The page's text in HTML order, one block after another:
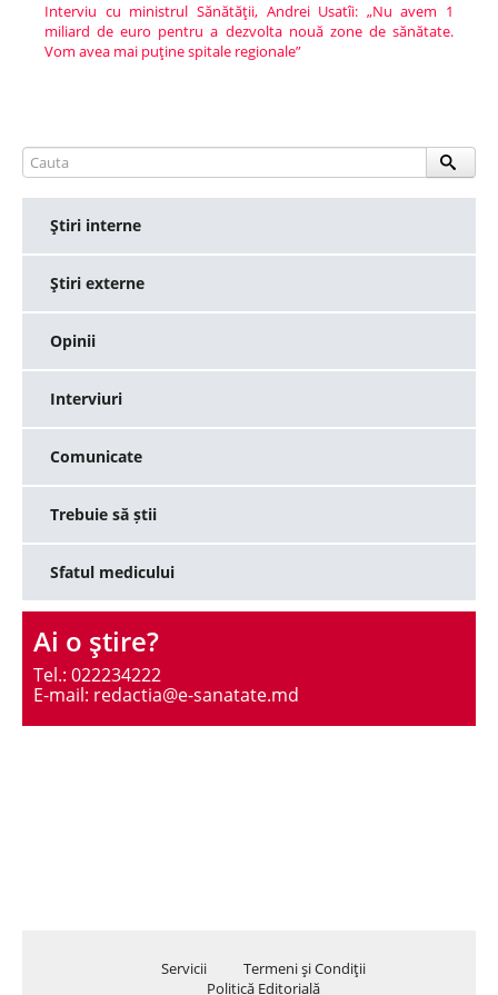
Interviu cu ministrul Sănătăţii, Andrei Usatîi: „Nu avem 1
miliard de euro pentru a dezvolta nouă zone de sănătate.
Vom avea mai puţine spitale regionale”
Ştiri interne
Ştiri externe
Opinii
Interviuri
Comunicate
Trebuie să știi
Sfatul medicului
Ai o ştire?
Tel.: 022234222
E-mail: redactia@e-sanatate.md
Servicii
Termeni şi Condiţii
Politică Editorială